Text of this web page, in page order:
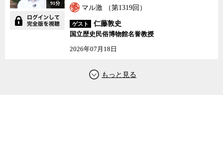
91分
マル激 （第1319回）
ゲスト
仁藤敦史
国立歴史民俗博物館名誉教授
2026年07月18日